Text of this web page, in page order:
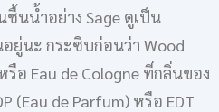
นน้ำอย่าง Sage ดูเป็น
ยู่นะ กระซิบก่อนว่า Wood
รือ Eau de Cologne ที่กลิ่นของ
(Eau de Parfum) หรือ EDT